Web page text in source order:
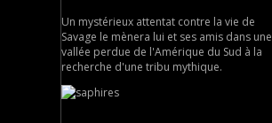
Un mystérieux attentat contre la vie de
Savage le mènera lui et ses amis dans une
vallée perdue de l'Amérique du Sud à la
recherche d'une tribu mythique.